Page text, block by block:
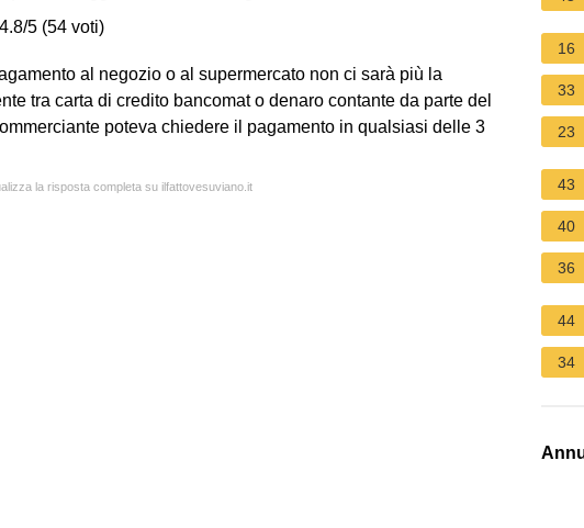
5 (54 voti)
al negozio o al supermercato non ci sarà più la
tra carta di credito bancomat o denaro contante da parte del
poteva chiedere il pagamento in qualsiasi delle 3
la risposta completa su ilfattovesuviano.it
16
33
23
43
40
36
44
34